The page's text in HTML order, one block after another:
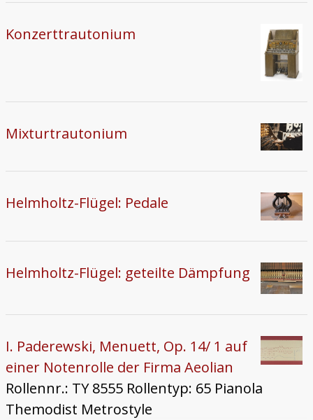
Konzerttrautonium
Mixturtrautonium
Helmholtz-Flügel: Pedale
Helmholtz-Flügel: geteilte Dämpfung
I. Paderewski, Menuett, Op. 14/ 1 auf
einer Notenrolle der Firma Aeolian
Rollennr.: TY 8555 Rollentyp: 65 Pianola
Themodist Metrostyle